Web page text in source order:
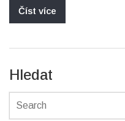
Číst více
Hledat